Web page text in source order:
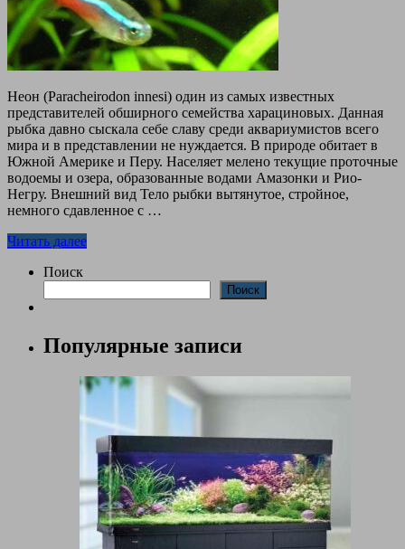
Неон (Paracheirodon innesi) один из самых известных
представителей обширного семейства харациновых. Данная
рыбка давно сыскала cебе славу среди аквариумистов всего
мира и в представлении не нуждается. В природе обитает в
Южной Америке и Перу. Населяет мелено текущие проточные
водоемы и озера, образованные водами Амазонки и Рио-
Негру. Внешний вид Тело рыбки вытянутое, стройное,
немного сдавленное с …
Читать далее
Поиск
Поиск
Популярные записи